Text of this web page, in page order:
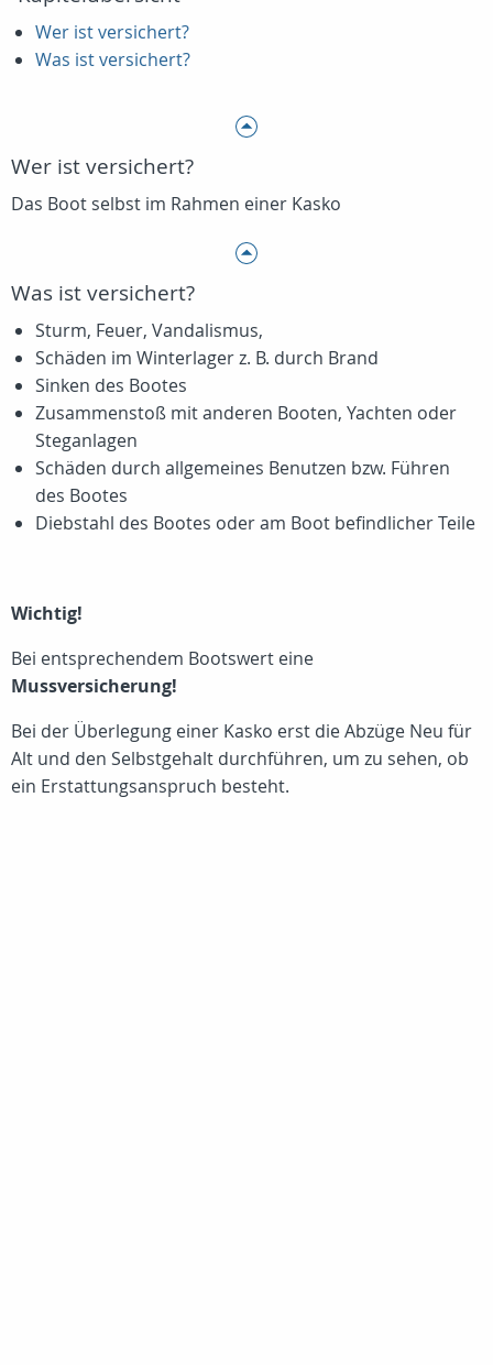
Wer ist versichert?
Was ist versichert?
Wer ist versichert?
Das Boot selbst im Rahmen einer Kasko
Was ist versichert?
Sturm, Feuer, Vandalismus,
Schäden im Winterlager z. B. durch Brand
Sinken des Bootes
Zusammenstoß mit anderen Booten, Yachten oder
Steganlagen
Schäden durch allgemeines Benutzen bzw. Führen
des Bootes
Diebstahl des Bootes oder am Boot befindlicher Teile
Wichtig!
Bei entsprechendem Bootswert eine
Mussversicherung!
Bei der Überlegung einer Kasko erst die Abzüge Neu für
Alt und den Selbstgehalt durchführen, um zu sehen, ob
ein Erstattungsanspruch besteht.